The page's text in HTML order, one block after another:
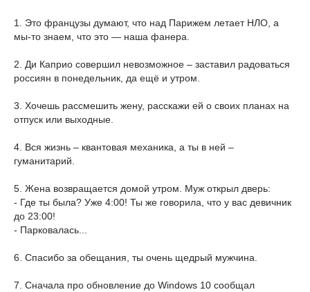
1. Это французы думают, что над Парижем летает НЛО, а
мы-то знаем, что это — наша фанера.
2. Ди Каприо совершил невозможное – заставил радоваться
россиян в понедельник, да ещё и утром.
3. Хочешь рассмешить жену, расскажи ей о своих планах на
отпуск или выходные.
4. Вся жизнь – квантовая механика, а ты в ней –
гуманитарий.
5. Жена возвращается домой утром. Муж открыл дверь:
- Где ты была? Уже 4:00! Ты же говорила, что у вас девичник
до 23:00!
- Парковалась...
6. Спасибо за обещания, ты очень щедрый мужчина.
7. Сначала про обновление до Windows 10 сообщал